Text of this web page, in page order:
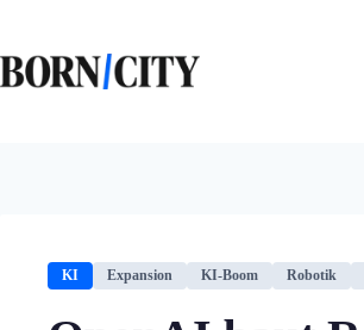
springen
KI Expansion KI-Boom Robotik